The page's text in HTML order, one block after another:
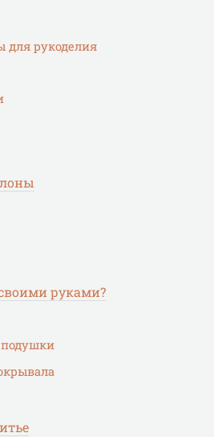
рукоделия
руками?
подушки